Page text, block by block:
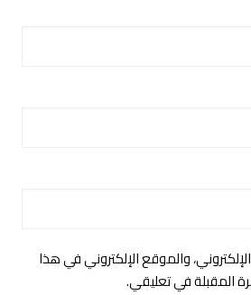
والموقع الإلكتروني في هذا
المقبلة في تعليقي.